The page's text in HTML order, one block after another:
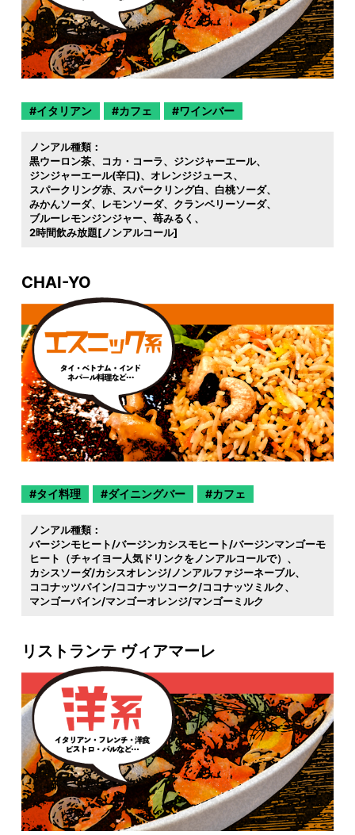
イタリアン カフェ ワインバー
ノンアル種類：
黒ウーロン茶
コカ・コーラ
ジンジャーエール
ジンジャーエール(辛口)
オレンジジュース
スパークリング赤
スパークリング白
白桃ソーダ
みかんソーダ
レモンソーダ
クランベリーソーダ
ブルーレモンジンジャー
苺みるく
2時間飲み放題[ノンアルコール]
CHAI-YO
タイ料理 ダイニングバー カフェ
ノンアル種類：
バージンモヒート/バージンカシスモヒート/バージンマンゴーモ
ヒート（チャイヨー人気ドリンクをノンアルコールで）
カシスソーダ/カシスオレンジ/ノンアルファジーネーブル
ココナッツパイン/ココナッツコーク/ココナッツミルク
マンゴーパイン/マンゴーオレンジ/マンゴーミルク
リストランテ ヴィアマーレ